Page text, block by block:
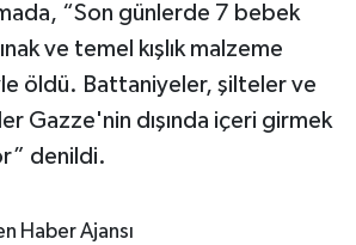
“Son günlerde 7 bebek
ve temel kışlık malzeme
öldü. Battaniyeler, şilteler ve
Gazze'nin dışında içeri girmek
denildi.
Haber Ajansı
Özel